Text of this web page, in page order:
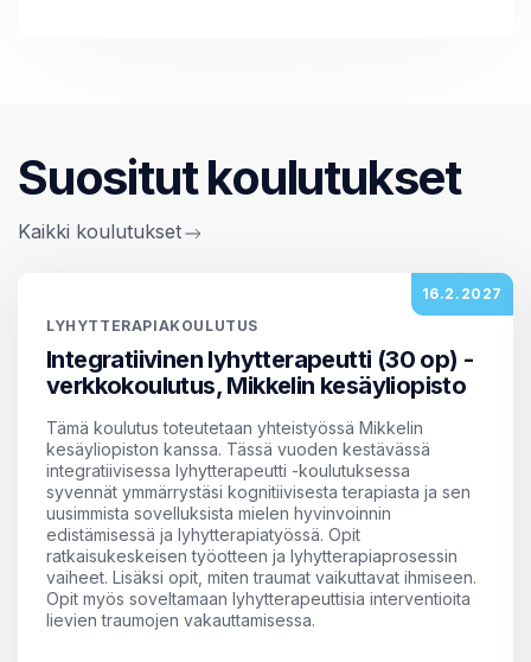
Suositut koulutukset
Kaikki koulutukset
16.2.2027
LYHYTTERAPIAKOULUTUS
Integratiivinen lyhytterapeutti (30 op) -
verkkokoulutus, Mikkelin kesäyliopisto
Tämä koulutus toteutetaan yhteistyössä Mikkelin
kesäyliopiston kanssa. Tässä vuoden kestävässä
integratiivisessa lyhytterapeutti -koulutuksessa
syvennät ymmärrystäsi kognitiivisesta terapiasta ja sen
uusimmista sovelluksista mielen hyvinvoinnin
edistämisessä ja lyhytterapiatyössä. Opit
ratkaisukeskeisen työotteen ja lyhytterapiaprosessin
vaiheet. Lisäksi opit, miten traumat vaikuttavat ihmiseen.
Opit myös soveltamaan lyhytterapeuttisia interventioita
lievien traumojen vakauttamisessa.